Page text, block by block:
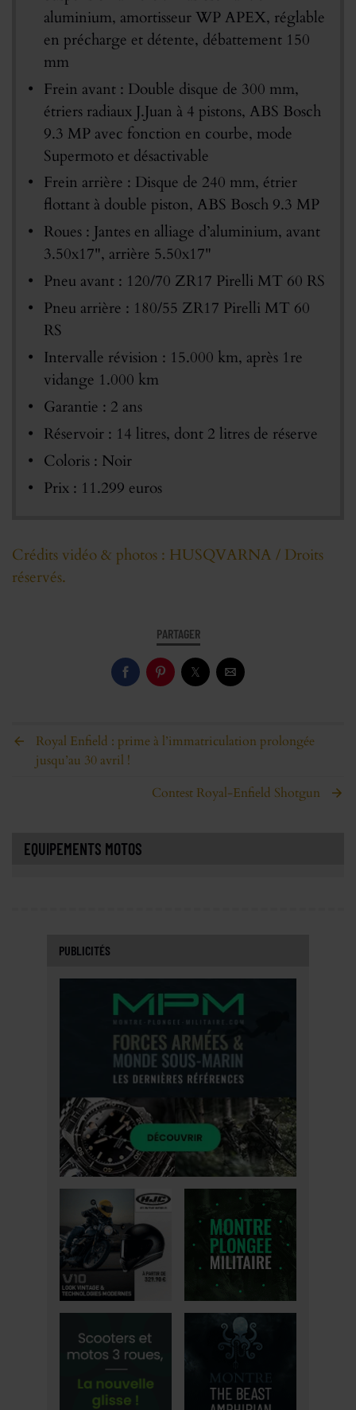
aluminium, amortisseur WP APEX, réglable
en précharge et détente, débattement 150
mm
Frein avant : Double disque de 300 mm,
étriers radiaux J.Juan à 4 pistons, ABS Bosch
9.3 MP avec fonction en courbe, mode
Supermoto et désactivable
Frein arrière : Disque de 240 mm, étrier
flottant à double piston, ABS Bosch 9.3 MP
Roues : Jantes en alliage d’aluminium, avant
3.50x17", arrière 5.50x17"
Pneu avant : 120/70 ZR17 Pirelli MT 60 RS
Pneu arrière : 180/55 ZR17 Pirelli MT 60
RS
Intervalle révision : 15.000 km, après 1re
vidange 1.000 km
Garantie : 2 ans
Réservoir : 14 litres, dont 2 litres de réserve
Coloris : Noir
Prix : 11.299 euros
Crédits vidéo & photos : HUSQVARNA / Droits
réservés.
PARTAGER
Royal Enfield : prime à l’immatriculation prolongée
jusqu’au 30 avril !
Contest Royal-Enfield Shotgun
EQUIPEMENTS MOTOS
PUBLICITÉS